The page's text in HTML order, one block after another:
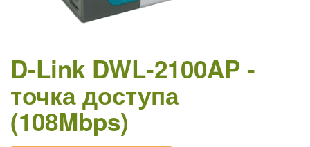
D-Link DWL-2100AP -
точка доступа
(108Mbps)